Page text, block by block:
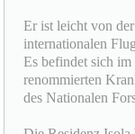
Er ist leicht von
internationalen
Es befindet sich
renommierten
des Nationalen